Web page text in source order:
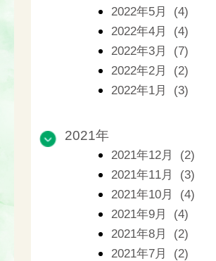
2022年5月 (4)
2022年4月 (4)
2022年3月 (7)
2022年2月 (2)
2022年1月 (3)
2021年
2021年12月 (2)
2021年11月 (3)
2021年10月 (4)
2021年9月 (4)
2021年8月 (2)
2021年7月 (2)